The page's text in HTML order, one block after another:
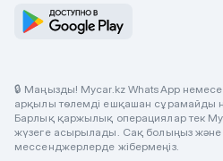
🔒 Маңызды! Mycar.kz WhatsApp
арқылы төлемді ешқашан сұрамайды
Барлық қаржылық операциялар тек
жүзеге асырылады. Сақ болыңыз және
мессенджерлерде жібермеңіз.